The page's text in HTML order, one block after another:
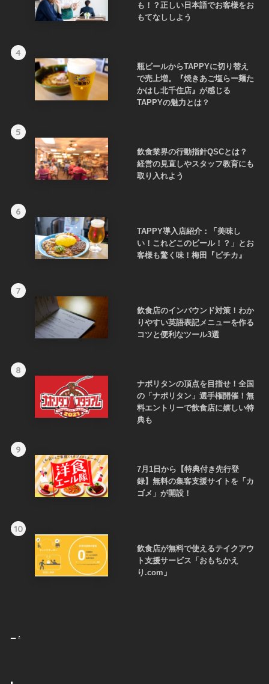
も！？正しい日本語でお客様をお
もてなししよう
4
瓶ビールからTAPPYに切り替え
で売上増。『焼きあご塩らー麺た
かはし北千住店』が感じる
TAPPYの魅力とは？
5
飲食業界の行動指針QSCとは？
経営の見直しやスタッフ教育にも
取り入れよう
6
TAPPY導入店紹介：「美味し
い！これどこのビール！？」とお
客様も驚く味！梅田『ピチカ』
7
飲食店のインバウンド対策！わか
りやすい英語表記メニューを作る
コツと便利なツール3選
8
ナポリタンの頂点を目指せ！全国
の「ナポリタン」選手権開催！無
料エントリーで飲食店に嬉しい特
典も
9
7月1日から【特典付き先行登
録】無料の集客支援サイトを「カ
ゴメ」が開設！
10
飲食店が無料で使えるテイクアウ
ト支援サービス「おもちかえ
り.com」
.